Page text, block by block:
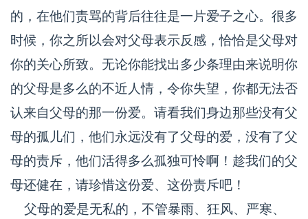
的，在他们责骂的背后往往是一片爱子之心。很多
时候，你之所以会对父母表示反感，恰恰是父母对
你的关心所致。无论你能找出多少条理由来说明你
的父母是多么的不近人情，令你失望，你都无法否
认来自父母的那一份爱。请看我们身边那些没有父
母的孤儿们，他们永远没有了父母的爱，没有了父
母的责斥，他们活得多么孤独可怜啊！趁我们的父
母还健在，请珍惜这份爱、这份责斥吧！
父母的爱是无私的，不管暴雨、狂风、严寒、